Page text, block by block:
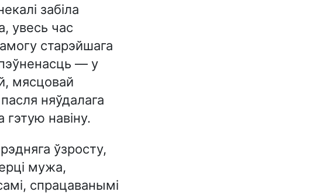
забіла
увесь час
старэйшага
— у
мясцовай
няўдалага
навіну.
ўзросту,
мужа,
спрацаванымі